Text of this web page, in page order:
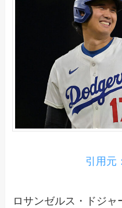
引用元
ロサンゼルス・ドジ